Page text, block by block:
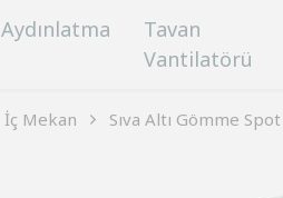
Aydınlatma
Tavan
Vantilatörü
İç Mekan Sıva Altı Gömme Spot